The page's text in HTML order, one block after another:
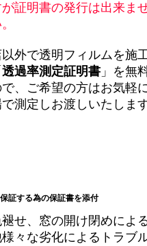
証明書の発行は出来ま
外で透明フィルムを施
透過率測定証明書 」を無
、ご希望の方はお気軽
測定しお渡しいたします
証する為の保証書を添付
せ、窓の開け閉めによ
々な劣化によるトラブ